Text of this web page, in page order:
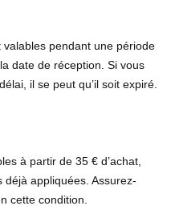
pendant une période
date de réception. Si vous
il se peut qu’il soit expiré.
à partir de 35 € d’achat,
appliquées. Assurez-
cette condition.